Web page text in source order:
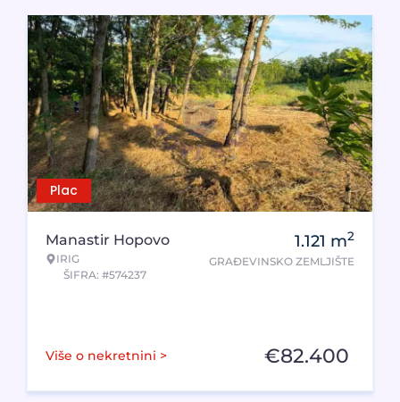
Plac
Manastir Hopovo
IRIG
ŠIFRA: #574237
1.121 m2
GRAĐEVINSKO ZEMLJIŠTE
Više o nekretnini > €82.400